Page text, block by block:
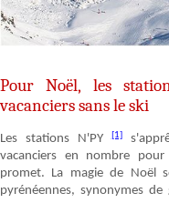
Pour Noël, les
vacanciers sans le ski
Les stations N'PY[1]
vacanciers en nombre
promet. La magie de Noël
pyrénéennes, synonymes